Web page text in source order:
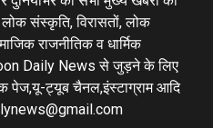
संस्कृति, विरासतों, लोक
राजनीतिक व धार्मिक
Daily News से जुड़ने के लिए
पेज,यू-ट्यूब चैनल,इंस्टाग्राम आदि